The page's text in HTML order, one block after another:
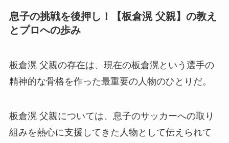
息子の挑戦を後押し！【板倉滉 父親】の教え
とプロへの歩み
板倉滉 父親の存在は、現在の板倉滉という選手の
精神的な骨格を作った最重要の人物のひとりだ。
板倉滉 父親については、息子のサッカーへの取り
組みを熱心に支援してきた人物として伝えられて